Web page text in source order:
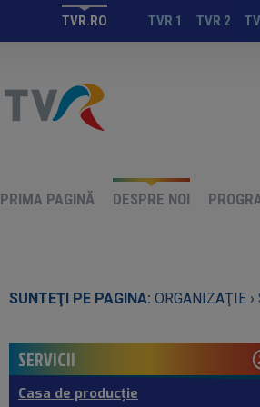
TVR 2
TVR 1
TVR.RO
PRIMA PAGINĂ DESPRE NOI
SUNTEŢI PE PAGINA: ORGANIZAŢIE ›
SERVICII
Casa de producţie